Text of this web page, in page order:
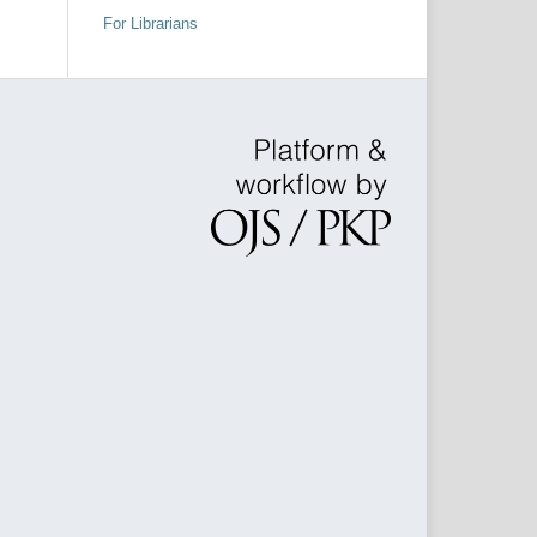
For Librarians